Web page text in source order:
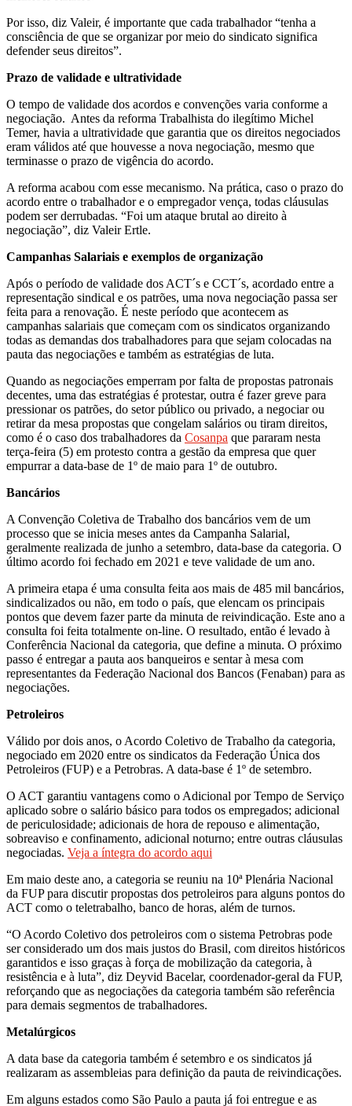
Por isso, diz Valeir, é importante que cada trabalhador “tenha a
consciência de que se organizar por meio do sindicato significa
defender seus direitos”.
Prazo de validade e ultratividade
O tempo de validade dos acordos e convenções varia conforme a
negociação. Antes da reforma Trabalhista do ilegítimo Michel
Temer, havia a ultratividade que garantia que os direitos negociados
eram válidos até que houvesse a nova negociação, mesmo que
terminasse o prazo de vigência do acordo.
A reforma acabou com esse mecanismo. Na prática, caso o prazo do
acordo entre o trabalhador e o empregador vença, todas cláusulas
podem ser derrubadas. “Foi um ataque brutal ao direito à
negociação”, diz Valeir Ertle.
Campanhas Salariais e exemplos de organização
Após o período de validade dos ACT´s e CCT´s, acordado entre a
representação sindical e os patrões, uma nova negociação passa ser
feita para a renovação. É neste período que acontecem as
campanhas salariais que começam com os sindicatos organizando
todas as demandas dos trabalhadores para que sejam colocadas na
pauta das negociações e também as estratégias de luta.
Quando as negociações emperram por falta de propostas patronais
decentes, uma das estratégias é protestar, outra é fazer greve para
pressionar os patrões, do setor público ou privado, a negociar ou
retirar da mesa propostas que congelam salários ou tiram direitos,
como é o caso dos trabalhadores da Cosanpa que pararam nesta
terça-feira (5) em protesto contra a gestão da empresa que quer
empurrar a data-base de 1º de maio para 1º de outubro.
Bancários
A Convenção Coletiva de Trabalho dos bancários vem de um
processo que se inicia meses antes da Campanha Salarial,
geralmente realizada de junho a setembro, data-base da categoria. O
último acordo foi fechado em 2021 e teve validade de um ano.
A primeira etapa é uma consulta feita aos mais de 485 mil bancários,
sindicalizados ou não, em todo o país, que elencam os principais
pontos que devem fazer parte da minuta de reivindicação. Este ano a
consulta foi feita totalmente on-line. O resultado, então é levado à
Conferência Nacional da categoria, que define a minuta. O próximo
passo é entregar a pauta aos banqueiros e sentar à mesa com
representantes da Federação Nacional dos Bancos (Fenaban) para as
negociações.
Petroleiros
Válido por dois anos, o Acordo Coletivo de Trabalho da categoria,
negociado em 2020 entre os sindicatos da Federação Única dos
Petroleiros (FUP) e a Petrobras. A data-base é 1º de setembro.
O ACT garantiu vantagens como o Adicional por Tempo de Serviço
aplicado sobre o salário básico para todos os empregados; adicional
de periculosidade; adicionais de hora de repouso e alimentação,
sobreaviso e confinamento, adicional noturno; entre outras cláusulas
negociadas. Veja a íntegra do acordo aqui
Em maio deste ano, a categoria se reuniu na 10ª Plenária Nacional
da FUP para discutir propostas dos petroleiros para alguns pontos do
ACT como o teletrabalho, banco de horas, além de turnos.
“O Acordo Coletivo dos petroleiros com o sistema Petrobras pode
ser considerado um dos mais justos do Brasil, com direitos históricos
garantidos e isso graças à força de mobilização da categoria, à
resistência e à luta”, diz Deyvid Bacelar, coordenador-geral da FUP,
reforçando que as negociações da categoria também são referência
para demais segmentos de trabalhadores.
Metalúrgicos
A data base da categoria também é setembro e os sindicatos já
realizaram as assembleias para definição da pauta de reivindicações.
Em alguns estados como São Paulo a pauta já foi entregue e as